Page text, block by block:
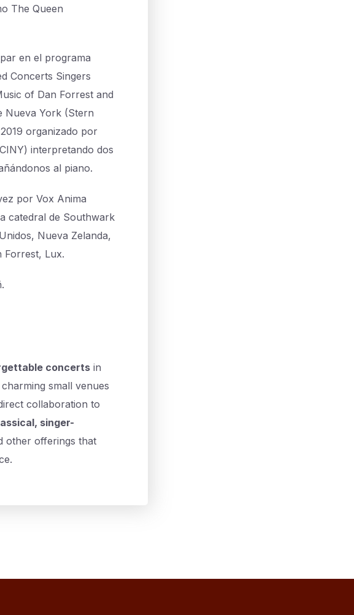
The Queen
en el programa
Concerts Singers
of Dan Forrest and
Nueva York (Stern
organizado por
interpretando dos
al piano.
por Vox Anima
catedral de Southwark
Nueva Zelanda,
Forrest, Lux.
concerts in
small venues
collaboration to
singer-
other offerings that